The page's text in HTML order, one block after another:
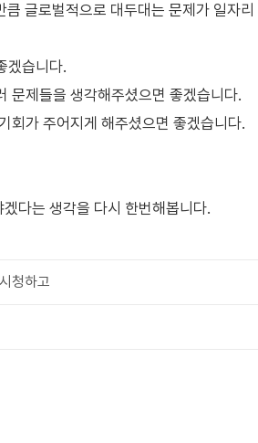
글로벌적으로 대두대는 문제가 일자
겠습니다.
문제들을 생각해주셨으면 좋겠습니다.
회가 주어지게 해주셨으면 좋겠습니다.
다는 생각을 다시 한번해봅니다.
청하고